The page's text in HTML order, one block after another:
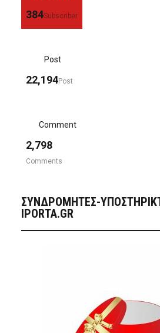
384Subscriber
Post
22,194Post
Comment
2,798
Comments
ΣΥΝΔΡΟΜΗΤΈΣ-
IPORTA.GR